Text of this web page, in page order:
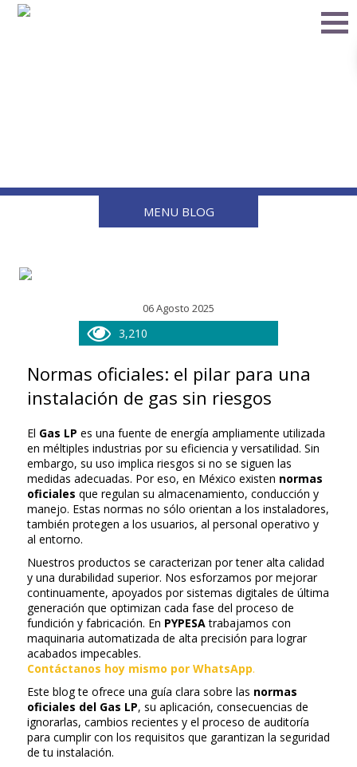
MENU BLOG
06 Agosto 2025
3,210
Normas oficiales: el pilar para una
instalación de gas sin riesgos
El Gas LP es una fuente de energía ampliamente utilizada
en méltiples industrias por su eficiencia y versatilidad. Sin
embargo, su uso implica riesgos si no se siguen las
medidas adecuadas. Por eso, en México existen normas
oficiales que regulan su almacenamiento, conducción y
manejo. Estas normas no sólo orientan a los instaladores,
también protegen a los usuarios, al personal operativo y
al entorno.
Nuestros productos se caracterizan por tener alta calidad
y una durabilidad superior. Nos esforzamos por mejorar
continuamente, apoyados por sistemas digitales de última
generación que optimizan cada fase del proceso de
fundición y fabricación. En PYPESAtrabajamos con
maquinaria automatizada de alta precisión para lograr
acabados impecables.
Contáctanos hoy mismo por WhatsApp.
Este blog te ofrece una guía clara sobre las normas
oficiales del Gas LP, su aplicación, consecuencias de
ignorarlas, cambios recientes y el proceso de auditoría
para cumplir con los requisitos que garantizan la seguridad
de tu instalación.